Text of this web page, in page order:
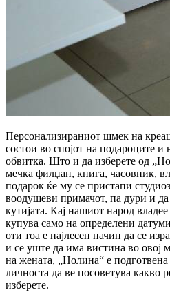
Персонализираниот шмек на
состои во спојот на подароците и
обвитка. Што и да изберете од
мечка филџан, книга, часовник,
подарок ќе му се пристапи
воодушеви примачот, па дури и
кутијата. Кај нашиот народ
купува само на определени
оти тоа е најлесен начин да се
и се уште да има вистина во овој
на жената, „Нолина“ е
личноста да ве посоветува какво
изберете.